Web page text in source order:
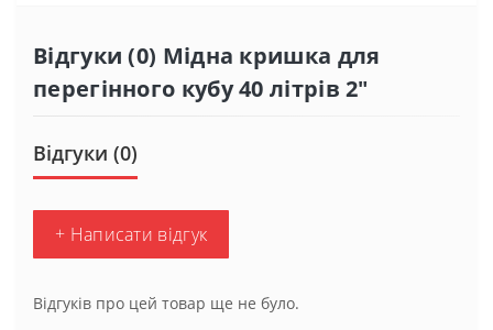
Відгуки (0) Мідна кришка для
перегінного кубу 40 літрів 2"
Відгуки (0)
+ Написати відгук
Відгуків про цей товар ще не було.